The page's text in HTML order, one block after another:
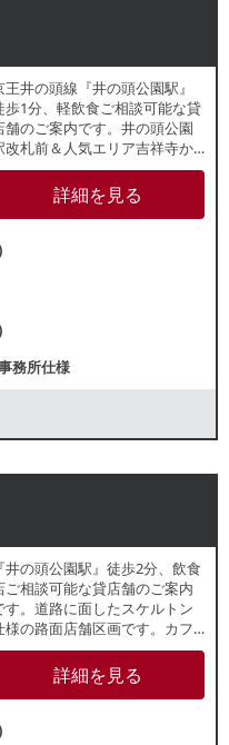
王井の頭線『井の頭公園駅』
歩1分、軽飲食ご相談可能な貸
舗のご案内です。井の頭公園
改札前＆人気エリア吉祥寺か
も徒歩10分程度の好立地！白
を基調とした美内装で明るい室
内になっております。詳細はレ
ださい。
詳細を見る
務所仕様
『井の頭公園駅』徒歩2分、飲食
ご相談可能な貸店舗のご案内
す。道路に面したスケルトン
様の路面店舗区画です。カフ
やサロンなどにおすすめで
す。重飲食など、その他の業種
もご相談ください。
詳細を見る